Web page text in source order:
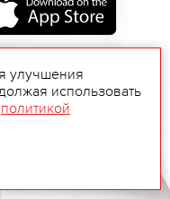
улучшения
использовать
политикой